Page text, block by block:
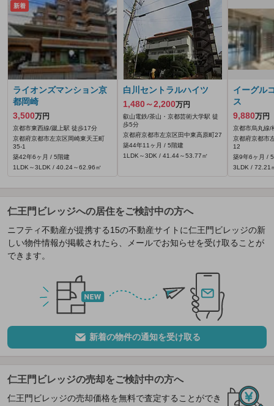
新着
ライオンズマンション京
都岡崎
3,500万円
京都市東西線/蹴上駅 徒歩17分
京都府京都市左京区岡崎東天王町
35‐1
築42年6ヶ月 / 5階建
1LDK～3LDK / 40.24～62.96㎡
白川セントラルハイツ
1,480～2,200万円
叡山電鉄/茶山・京都芸術大学駅 徒
歩5分
京都府京都市左京区田中東高原町27
築44年11ヶ月 / 5階建
1LDK～3DK / 41.44～53.77㎡
イーグル
ス
9,880万円
京都市烏丸線/
京都府京都市
12
築9年6ヶ月 /
3LDK / 72.21
仁王門ビレッジへの居住をご検討中の方へ
ニフティ不動産が提携する15の不動産サイトに仁王門ビレッジの新
しい物件情報が掲載されたら、メールでお知らせを受け取ることが
できます。
新着の物件の通知を受け取る
仁王門ビレッジの売却をご検討中の方へ
仁王門ビレッジの売却価格を無料で査定することができ